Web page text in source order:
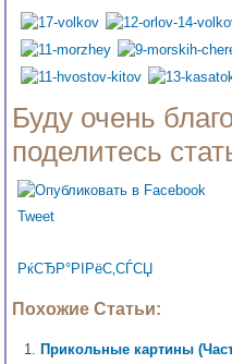
Буду очень
поделитесь
Tweet
РќСЂР°РІРёС‚СЃСЏ
Похожие Статьи:
Прикольные картины